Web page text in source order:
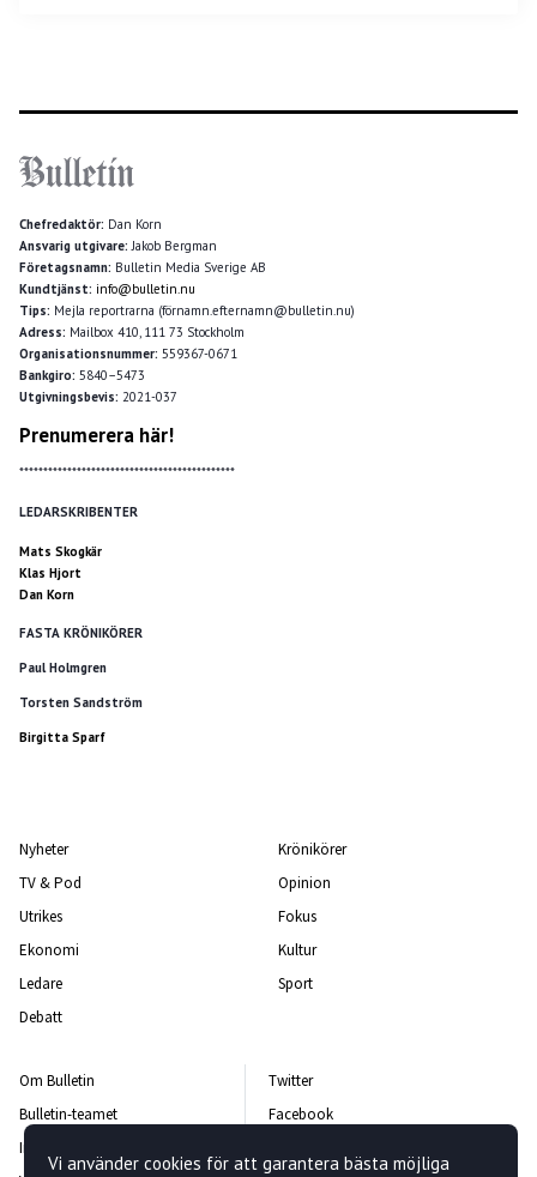
Chefredaktör: Dan Korn
Ansvarig utgivare:Jakob Bergman
Företagsnamn: Bulletin Media Sverige AB
Kundtjänst: info@bulletin.nu
Tips: Mejla reportrarna (förnamn.efternamn@bulletin.nu)
Adress: Mailbox 410, 111 73 Stockholm
Organisationsnummer: 559367-0671
Bankgiro: 5840–5473
Utgivningsbevis: 2021-037
Prenumerera här!
*********************************************
LEDARSKRIBENTER
Mats Skogkär
Klas Hjort
Dan Korn
FASTA KRÖNIKÖRER
Paul Holmgren
Torsten Sandström
Birgitta Sparf
Nyheter
TV & Pod
Utrikes
Ekonomi
Ledare
Debatt
Krönikörer
Opinion
Fokus
Kultur
Sport
Om Bulletin
Bulletin-teamet
Integritetspolicy
Twitter
Facebook
Vi använder cookies för att garantera bästa möjliga